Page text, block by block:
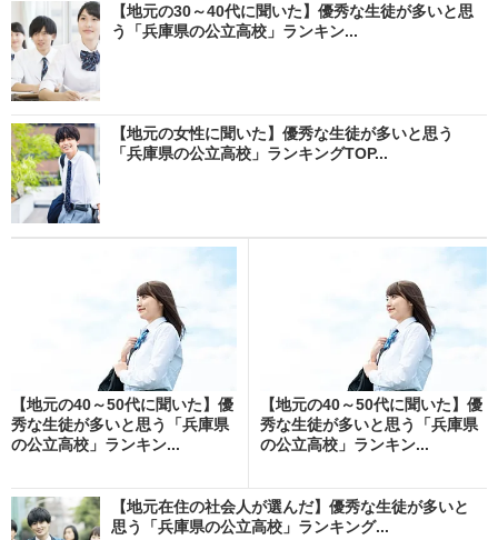
【地元の30～40代に聞いた】優秀な生徒が多いと思
う「兵庫県の公立高校」ランキン...
【地元の女性に聞いた】優秀な生徒が多いと思う
「兵庫県の公立高校」ランキングTOP...
【地元の40～50代に聞いた】優
秀な生徒が多いと思う「兵庫県
の公立高校」ランキン...
【地元の40～50代に聞いた】優
秀な生徒が多いと思う「兵庫県
の公立高校」ランキン...
【地元在住の社会人が選んだ】優秀な生徒が多いと
思う「兵庫県の公立高校」ランキング...